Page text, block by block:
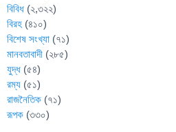
বিবিধ (২,৩২২)
বিরহ (৪১০)
বিশেষ সংখ্যা (৭১)
মানবতাবাদী (২৮৫)
যুদ্ধ (৫৪)
রম্য (৫১)
রাজনৈতিক (৭১)
রূপক (৩৩০)